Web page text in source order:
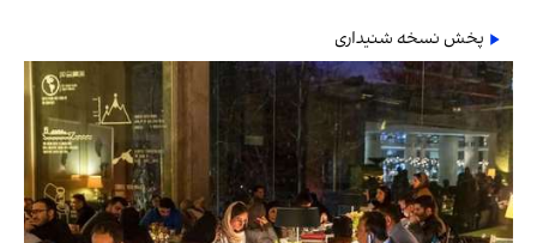
پخش نسخه شنیداری